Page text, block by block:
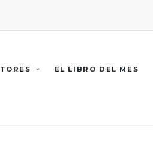
EL LIBRO DEL MES